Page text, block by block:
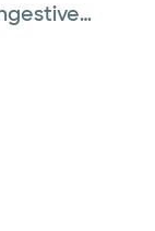
Dr.
cardiac
and